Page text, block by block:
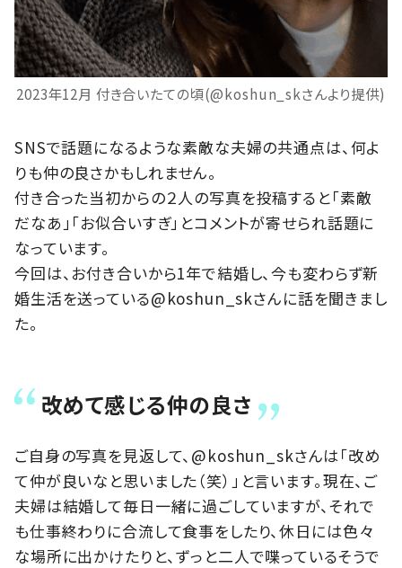
2023年12月 付き合いたての頃(@koshun_skさんより提供)
SNSで話題になるような素敵な夫婦の共通点は、何よ
りも仲の良さかもしれません。
付き合った当初からの２人の写真を投稿すると「素敵
だなあ」「お似合いすぎ」とコメントが寄せられ話題に
なっています。
今回は、お付き合いから1年で結婚し、今も変わらず新
婚生活を送っている@koshun_skさんに話を聞きまし
た。
改めて感じる仲の良さ
ご自身の写真を見返して、@koshun_skさんは「改め
て仲が良いなと思いました（笑）」と言います。現在、ご
夫婦は結婚して毎日一緒に過ごしていますが、それで
も仕事終わりに合流して食事をしたり、休日には色々
な場所に出かけたりと、ずっと二人で喋っているそうで